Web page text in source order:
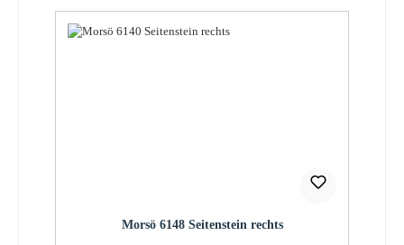
Morsö 6148 Seitenstein rechts